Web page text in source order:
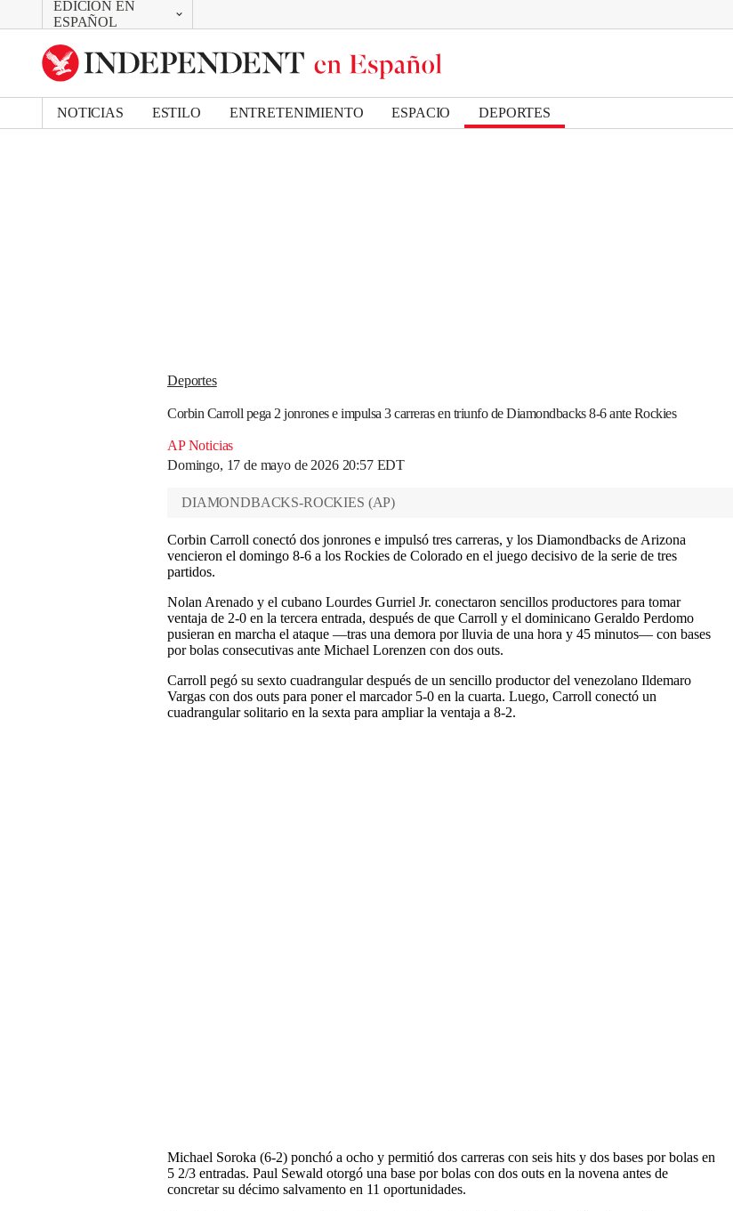
EDICIÓN EN
ESPAÑOL
CAMBIAR
UK Edition
US Edition
NOTICIAS ESTILO ENTRETENIMIENTO ESPACIO DEPORTES
Deportes
Corbin Carroll pega 2 jonrones e impulsa 3 carreras en triunfo de Diamondbacks 8-6 ante Rockies
AP Noticias
Domingo, 17 de mayo de 2026 20:57 EDT
Bookmark popover
Removed from bookmarks
Close popover
DIAMONDBACKS-ROCKIES (AP)
Corbin Carroll conectó dos jonrones e impulsó tres carreras, y los Diamondbacks de Arizona
vencieron el domingo 8-6 a los Rockies de Colorado en el juego decisivo de la serie de tres
partidos.
Nolan Arenado y el cubano Lourdes Gurriel Jr. conectaron sencillos productores para tomar
ventaja de 2-0 en la tercera entrada, después de que Carroll y el dominicano Geraldo Perdomo
pusieran en marcha el ataque —tras una demora por lluvia de una hora y 45 minutos— con bases
por bolas consecutivas ante Michael Lorenzen con dos outs.
Carroll pegó su sexto cuadrangular después de un sencillo productor del venezolano Ildemaro
Vargas con dos outs para poner el marcador 5-0 en la cuarta. Luego, Carroll conectó un
cuadrangular solitario en la sexta para ampliar la ventaja a 8-2.
Michael Soroka (6-2) ponchó a ocho y permitió dos carreras con seis hits y dos bases por bolas en
5 2/3 entradas. Paul Sewald otorgó una base por bolas con dos outs en la novena antes de
concretar su décimo salvamento en 11 oportunidades.